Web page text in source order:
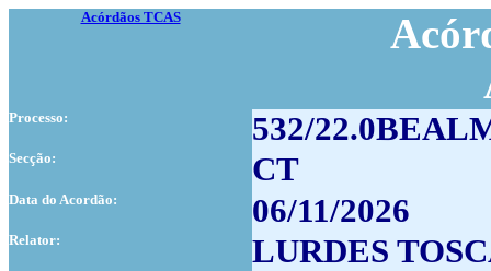
Acórdãos TCAS
Processo: 532/
Secção: CT
Data do Acordão: 06/11/2026
Relator: LURDES